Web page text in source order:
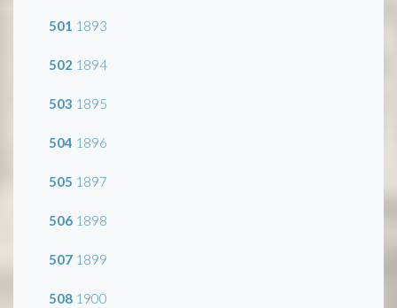
501 1893
502 1894
503 1895
504 1896
505 1897
506 1898
507 1899
508 1900